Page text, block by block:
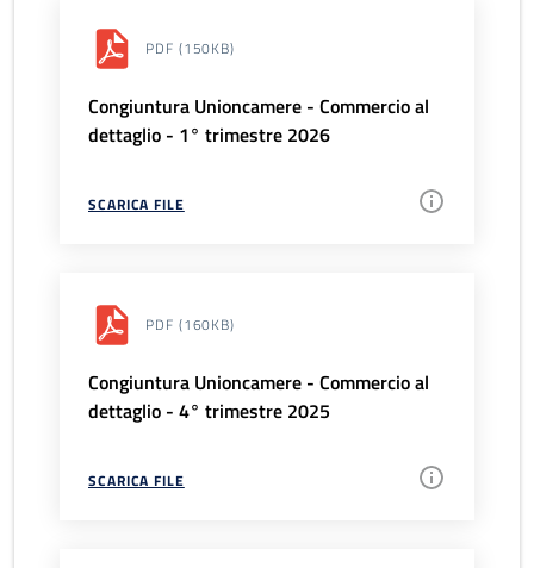
PDF (150KB)
Congiuntura Unioncamere - Commercio al
dettaglio - 1° trimestre 2026
SCARICA FILE
PDF (160KB)
Congiuntura Unioncamere - Commercio al
dettaglio - 4° trimestre 2025
SCARICA FILE